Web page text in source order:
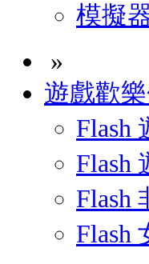
模擬
»
遊戲歡
Flash
Flash
Flash
Flash